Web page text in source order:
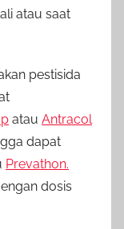
atau saat
pestisida
atau Antracol
dapat
Prevathon.
dosis